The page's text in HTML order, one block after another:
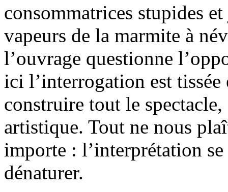
consommatrices stupides
vapeurs de la marmite à
l’ouvrage questionne
ici l’interrogation est
construire tout le
artistique. Tout ne nous
importe : l’interprétation
dénaturer.